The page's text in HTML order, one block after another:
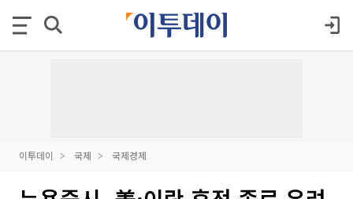
이투데이 국제 국제경제